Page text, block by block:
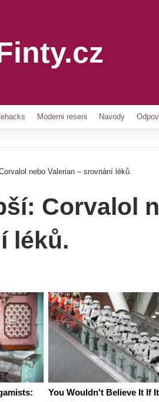
Moderni reseni Navody
nebo Valerian – srovnání léků.
Corvalol
léků.